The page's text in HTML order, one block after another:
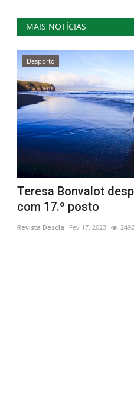
MAIS NOTÍCIAS
Desporto
Teresa Bonvalot
com 17.º posto
Revista Descla Fev 17, 2023 2492